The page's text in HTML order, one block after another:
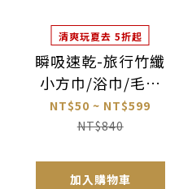
清爽玩夏去 5折起
瞬吸速乾-旅行竹纖
小方巾/浴巾/毛巾
多入組_居居加
NT$50 ~ NT$599
NT$840
加入購物車